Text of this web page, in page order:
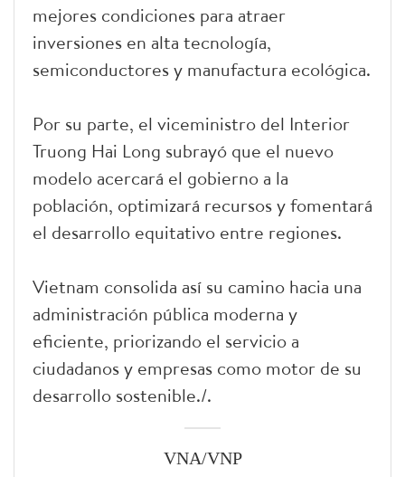
mejores condiciones para atraer
inversiones en alta tecnología,
semiconductores y manufactura ecológica.
Por su parte, el viceministro del Interior
Truong Hai Long subrayó que el nuevo
modelo acercará el gobierno a la
población, optimizará recursos y fomentará
el desarrollo equitativo entre regiones.
Vietnam consolida así su camino hacia una
administración pública moderna y
eficiente, priorizando el servicio a
ciudadanos y empresas como motor de su
desarrollo sostenible./.
VNA/VNP